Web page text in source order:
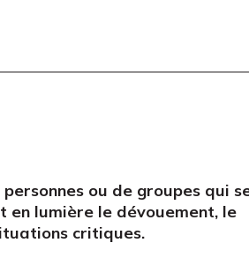
ou de groupes qui
en lumière le dévouement, le
critiques.